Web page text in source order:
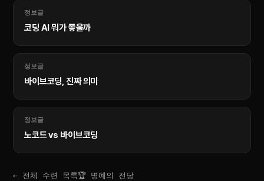
정보글
코딩 AI 뭐가 좋을까
정보글
바이브코딩, 진짜 의미
정보글
노코드 vs 바이브코딩
← 전체 수련 목록🏆 명예의 전당